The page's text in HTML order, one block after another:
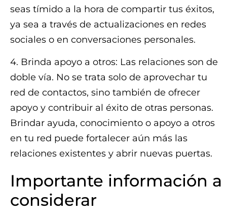
seas tímido a la hora de compartir tus éxitos,
ya sea a través de actualizaciones en redes
sociales o en conversaciones personales.
4. Brinda apoyo a otros: Las relaciones son de
doble vía. No se trata solo de aprovechar tu
red de contactos, sino también de ofrecer
apoyo y contribuir al éxito de otras personas.
Brindar ayuda, conocimiento o apoyo a otros
en tu red puede fortalecer aún más las
relaciones existentes y abrir nuevas puertas.
Importante información a
considerar